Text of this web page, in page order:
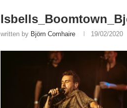
written by Björn Comhaire 19/02/2020